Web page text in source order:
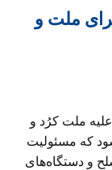
ملت و
ملت کرُد و
که مسئولیت
و دستگاه‌های